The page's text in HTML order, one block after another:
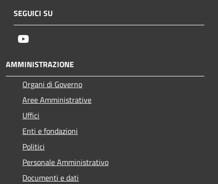
SEGUICI SU
AMMINISTRAZIONE
Organi di Governo
Aree Amministrative
Uffici
Enti e fondazioni
Politici
Personale Amministrativo
Documenti e dati